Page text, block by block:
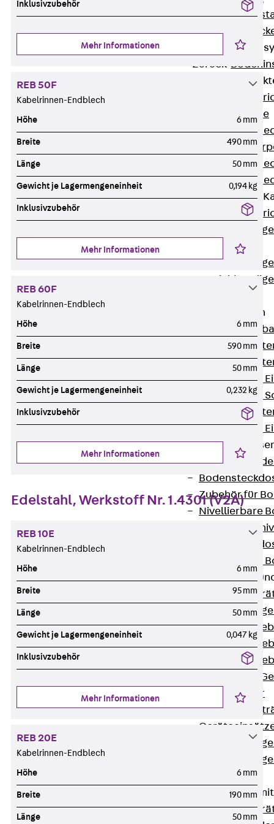
Zurück
Kanalsysteme
Estrichbündige
Zurück
Einbaueinheiten
Zurück
Nivellierbare
Nivellierbare
Nivellierbare
Zurück
Zubehör für
Nivellierbare
Zubehör für
Nivellierbare
Gerätebecher
Zurück
Runde
Eckige
Eckige
Zubehör für
Geräteträger
Multimedia
Gerätebecher
Zurück
Inklusivzubehör
Mehr Informationen
REB 50F
Kabelrinnen-Endblech
Höhe 6 mm
Breite 490 mm
Länge 50 mm
Gewicht je Lagermengeneinheit 0,194 kg
Inklusivzubehör
Mehr Informationen
REB 60F
Kabelrinnen-Endblech
Höhe 6 mm
Breite 590 mm
Länge 50 mm
Gewicht je Lagermengeneinheit 0,232 kg
Inklusivzubehör
Mehr Informationen
Edelstahl, Werkstoff Nr. 1.4301 (V2A)
REB 10E
Kabelrinnen-Endblech
Höhe 6 mm
Breite 95 mm
Länge 50 mm
Gewicht je Lagermengeneinheit 0,047 kg
Inklusivzubehör
Mehr Informationen
REB 20E
Kabelrinnen-Endblech
Höhe 6 mm
Breite 190 mm
Länge 50 mm